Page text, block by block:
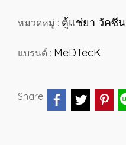
หมวดหมู่ : ตู้แช่ยา วัคซีน
แบรนด์ : MeDTecK
Share